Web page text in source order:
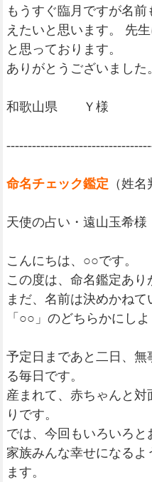
もうすぐ臨月ですが名
えたいと思います。 先
と思っております。
ありがとうございました。
和歌山県 Ｙ様
命名チェック鑑定 （姓名
天使の占い・遠山玉希様
こんにちは、○○です。
この度は、命名鑑定あり
まだ、名前は決めかね
「○○」のどちらかにし
予定日まであと二日、
る毎日です。
産まれて、赤ちゃんと対
りです。
では、今回もいろいろと
家族みんな幸せになる
ます。